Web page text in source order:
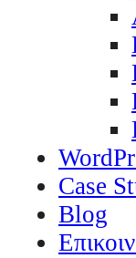
Case
Blog